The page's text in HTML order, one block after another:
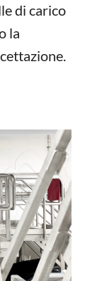
di carico
la